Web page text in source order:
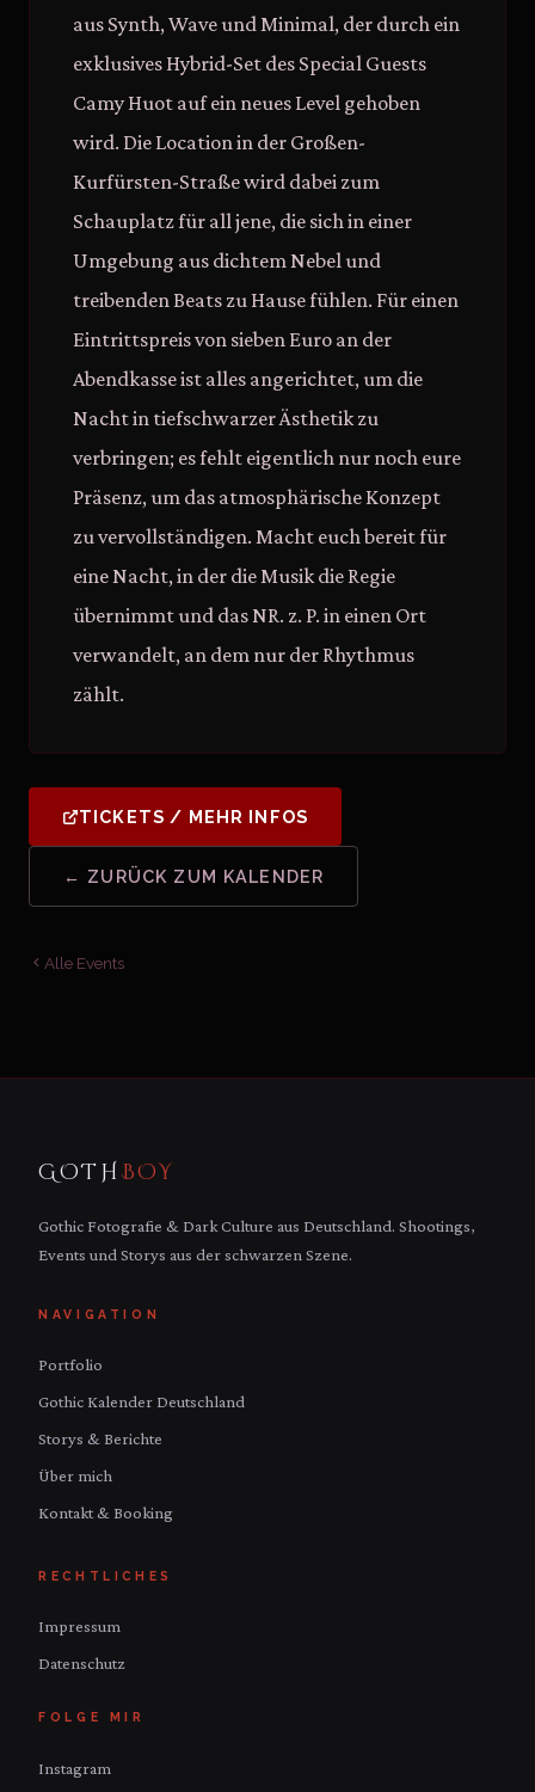
aus Synth, Wave und Minimal, der durch ein
exklusives Hybrid-Set des Special Guests
Camy Huot auf ein neues Level gehoben
wird. Die Location in der Großen-
Kurfürsten-Straße wird dabei zum
Schauplatz für all jene, die sich in einer
Umgebung aus dichtem Nebel und
treibenden Beats zu Hause fühlen. Für einen
Eintrittspreis von sieben Euro an der
Abendkasse ist alles angerichtet, um die
Nacht in tiefschwarzer Ästhetik zu
verbringen; es fehlt eigentlich nur noch eure
Präsenz, um das atmosphärische Konzept
zu vervollständigen. Macht euch bereit für
eine Nacht, in der die Musik die Regie
übernimmt und das NR. z. P. in einen Ort
verwandelt, an dem nur der Rhythmus
zählt.
TICKETS / MEHR INFOS
← ZURÜCK ZUM KALENDER
Alle Events
GOTH BOY
Gothic Fotografie & Dark Culture aus Deutschland. Shootings,
Events und Storys aus der schwarzen Szene.
NAVIGATION
Portfolio
Gothic Kalender Deutschland
Storys & Berichte
Über mich
Kontakt & Booking
RECHTLICHES
Impressum
Datenschutz
FOLGE MIR
Instagram